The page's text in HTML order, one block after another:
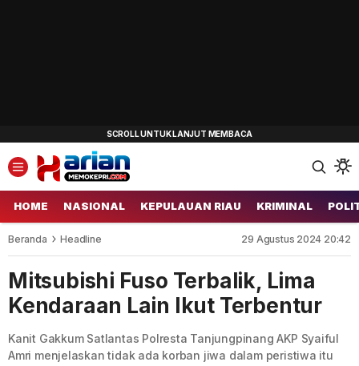
HOME NASIONAL KEPULAUAN RIAU KRIMINAL
Beranda Headline 29 Agustus 2024 20:42
Mitsubishi Fuso Terbalik, Lima
Kendaraan Lain Ikut Terbentur
Kanit Gakkum Satlantas Polresta Tanjungpinang AKP Syaiful
Amri menjelaskan tidak ada korban jiwa dalam peristiwa itu